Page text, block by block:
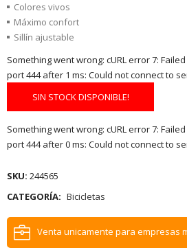
Colores vivos
Máximo confort
Sillín ajustable
Something went wrong: cURL error 7:
port 444 after 1 ms: Could not connect to
SIN STOCK DISPONIBLE!
Something went wrong: cURL error 7:
port 444 after 0 ms: Could not connect to
SKU: 244565
CATEGORÍA: Bicicletas
Venta unicamente para empresas